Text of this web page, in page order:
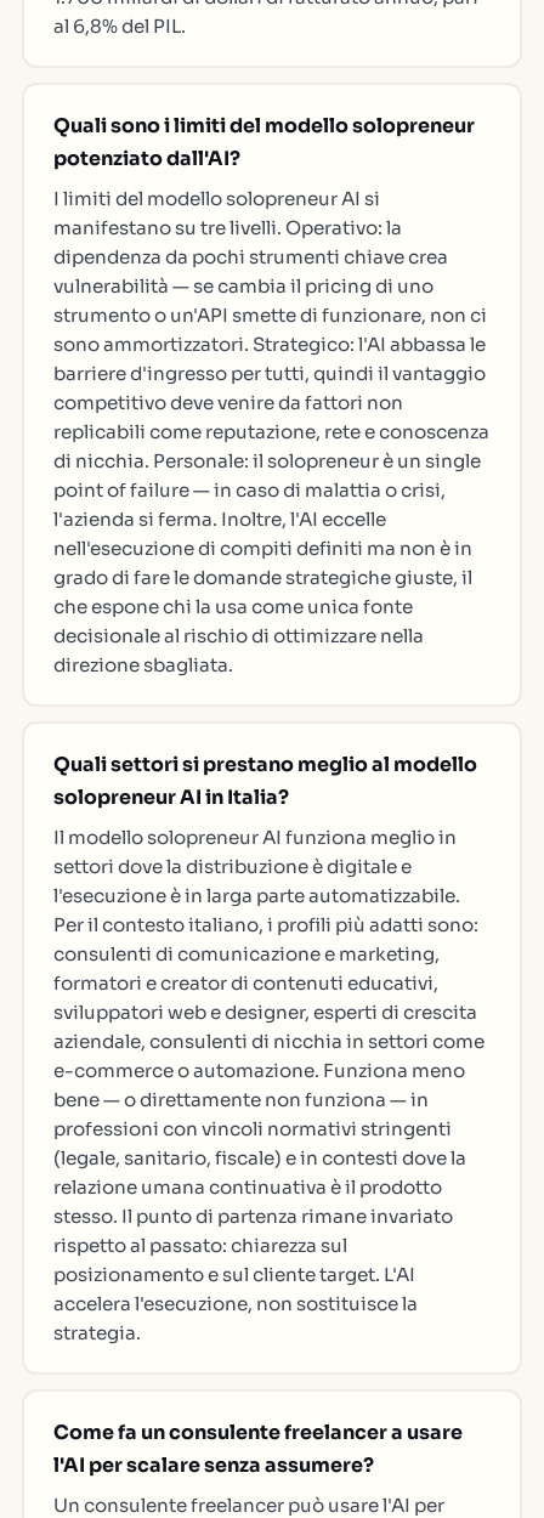
al 6,8% del PIL.
Quali sono i limiti del modello solopreneur
potenziato dall'AI?
I limiti del modello solopreneur AI si
manifestano su tre livelli. Operativo: la
dipendenza da pochi strumenti chiave crea
vulnerabilità — se cambia il pricing di uno
strumento o un'API smette di funzionare, non ci
sono ammortizzatori. Strategico: l'AI abbassa le
barriere d'ingresso per tutti, quindi il vantaggio
competitivo deve venire da fattori non
replicabili come reputazione, rete e conoscenza
di nicchia. Personale: il solopreneur è un single
point of failure — in caso di malattia o crisi,
l'azienda si ferma. Inoltre, l'AI eccelle
nell'esecuzione di compiti definiti ma non è in
grado di fare le domande strategiche giuste, il
che espone chi la usa come unica fonte
decisionale al rischio di ottimizzare nella
direzione sbagliata.
Quali settori si prestano meglio al modello
solopreneur AI in Italia?
Il modello solopreneur AI funziona meglio in
settori dove la distribuzione è digitale e
l'esecuzione è in larga parte automatizzabile.
Per il contesto italiano, i profili più adatti sono:
consulenti di comunicazione e marketing,
formatori e creator di contenuti educativi,
sviluppatori web e designer, esperti di crescita
aziendale, consulenti di nicchia in settori come
e-commerce o automazione. Funziona meno
bene — o direttamente non funziona — in
professioni con vincoli normativi stringenti
(legale, sanitario, fiscale) e in contesti dove la
relazione umana continuativa è il prodotto
stesso. Il punto di partenza rimane invariato
rispetto al passato: chiarezza sul
posizionamento e sul cliente target. L'AI
accelera l'esecuzione, non sostituisce la
strategia.
Come fa un consulente freelancer a usare
l'AI per scalare senza assumere?
Un consulente freelancer può usare l'AI per